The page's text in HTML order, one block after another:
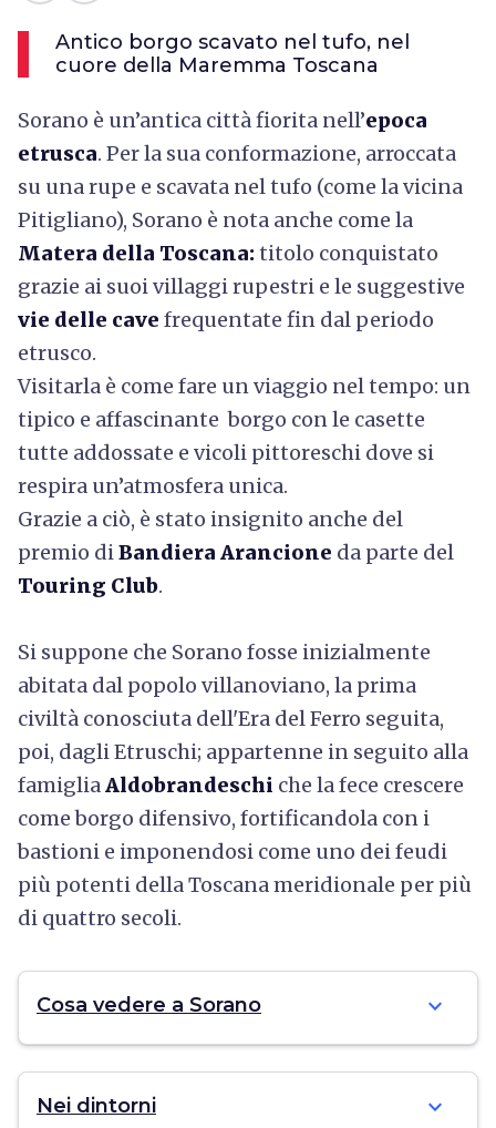
Antico borgo scavato nel tufo, nel
cuore della Maremma Toscana
Sorano è un’antica città fiorita nell’epoca
etrusca. Per la sua conformazione, arroccata
su una rupe e scavata nel tufo (come la vicina
Pitigliano), Sorano è nota anche come la
Matera della Toscana:titolo conquistato
grazie ai suoi villaggi rupestri e le suggestive
vie delle cave frequentate fin dal periodo
etrusco.
Visitarla è come fare un viaggio nel tempo: un
tipico e affascinante borgo con le casette
tutte addossate e vicoli pittoreschi dove si
respira un’atmosfera unica.
Grazie a ciò, è stato insignito anche del
premio diBandiera Arancione da parte del
Touring Club.
Si suppone che Sorano fosse inizialmente
abitata dal popolo villanoviano, la prima
civiltà conosciuta dell'Era del Ferro seguita,
poi, dagli Etruschi; appartenne in seguito alla
famigliaAldobrandeschi che la fece crescere
come borgo difensivo, fortificandola con i
bastioni e imponendosi come uno dei feudi
più potenti della Toscana meridionale per più
di quattro secoli.
Cosa vedere a Sorano expand_more
Nei dintorni expand_more